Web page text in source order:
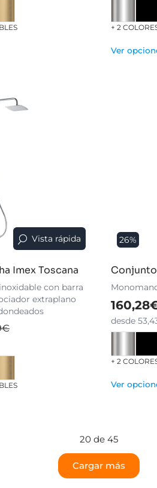
+ 2
Ver
Vista rápida
Imex Toscana
con barra
extraplano
26%
desde
+ 2
Ver
20 de 45
Cargar más